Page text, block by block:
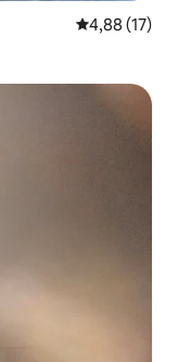
4,88 de uma
4,88 (17)